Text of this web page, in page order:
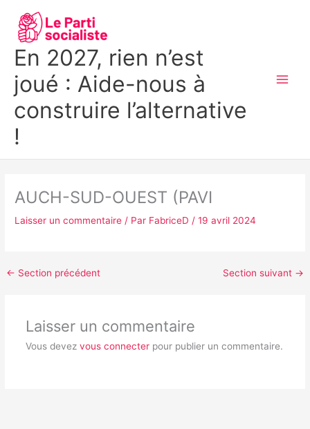
contenu
En 2027, rien n’est
joué : Aide-nous à
construire l’alternative
!
AUCH-SUD-OUEST (PAVI
Laisser un commentaire / Par FabriceD/19 avril 2024
← Section précédent Section suivant →
Laisser un commentaire
Vous devez vous connecterpour publier un commentaire.